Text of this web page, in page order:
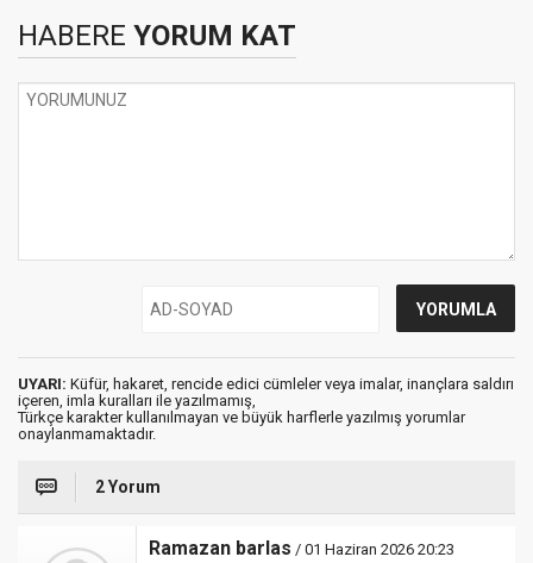
HABERE YORUM KAT
UYARI: Küfür, hakaret, rencide edici cümleler veya imalar, inançlara saldırı
içeren, imla kuralları ile yazılmamış,
Türkçe karakter kullanılmayan ve büyük harflerle yazılmış yorumlar
onaylanmamaktadır.
2 Yorum
Ramazan barlas / 01 Haziran 2026 20:23